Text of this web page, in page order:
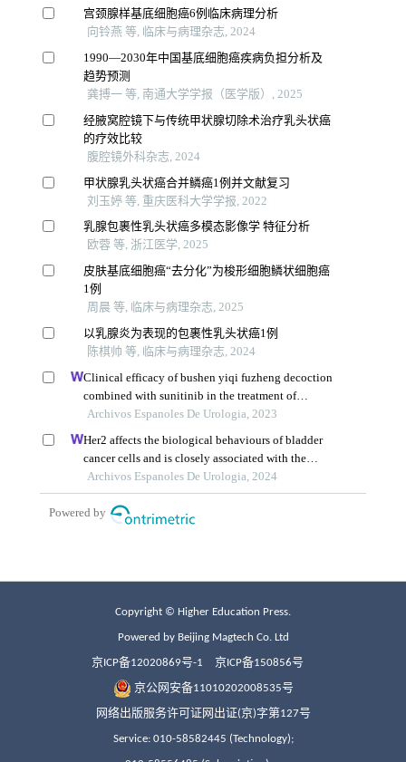
Copyright © Higher Education Press.
Powered by Beijing Magtech Co. Ltd
京ICP备12020869号-1 京ICP备150856号
京公网安备11010202008535号
网络出版服务许可证网出证(京)字第127号
Service: 010-58582445 (Technology);